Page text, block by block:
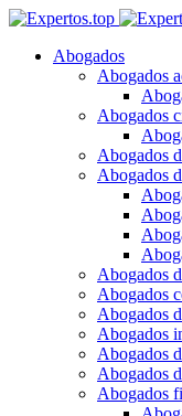
Abogados
Abogados
Abogados
Abogados
Abogados
Abogados
Abogados
Abogados
Abogados
Abogados
Abogados
Abogados